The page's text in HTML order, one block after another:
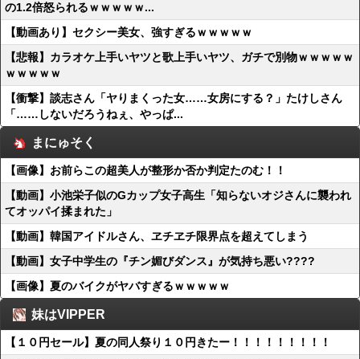
の1.2倍怒られるｗｗｗｗｗ...
【動画あり】セクシー美女、強すぎるｗｗｗｗｗ
【悲報】カラオケ上手いヤツと歌上手いヤツ、ガチで別物ｗｗｗｗｗ
ｗｗｗｗｗ
【衝撃】談志さん「ヤりまくった女……女房にする？」たけしさん
「……しないだろうねぇ、やっぱ...
まにゅそく
【画像】お前らこの超美人が整形か否か判定たのむ！！
【動画】小池栄子似のGカップ女子高生「知らないオジさんに襲われ
てオッパイ揉まれた」
【動画】韓国アイドルさん、ヱチヱチ限界点を超えてしまう
【動画】女子中学生の『チン媚びダンス』が気持ち悪い????
【画像】夏のバイクがヤバすぎるｗｗｗｗｗ
妹はVIPPER
【１０円セール】夏の同人祭り１０円きたー！！！！！！！！！